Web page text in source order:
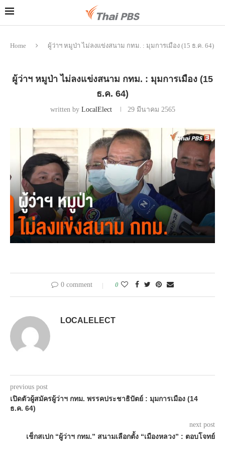
Home ผู้ว่าฯ หมูป่า ไม่ลงแข่งสนาม กทม. : มุมการเมือง (15 ธ.ค. 64)
ผู้ว่าฯ หมูป่า ไม่ลงแข่งสนาม กทม. : มุมการเมือง (15
ธ.ค. 64)
written by LocalElect 29 มีนาคม 2565
0 comment 0
LOCALELECT
previous post
เปิดตัวผู้สมัครผู้ว่าฯ กทม. พรรคประชาธิปัตย์ : มุมการเมือง (14
ธ.ค. 64)
next post
เช็กสเปก “ผู้ว่าฯ กทม.” สนามเลือกตั้ง “เมืองหลวง” : ตอบโจทย์